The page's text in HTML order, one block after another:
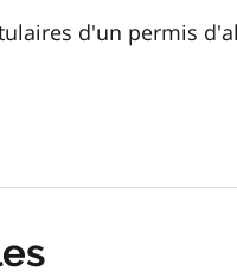
d'un permis